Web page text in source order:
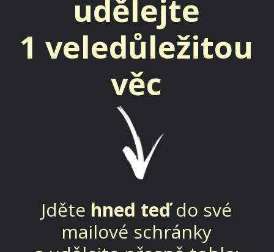
udělejte
1 veledůležitou
věc
Jděte hned teďdo své
mailové schránky